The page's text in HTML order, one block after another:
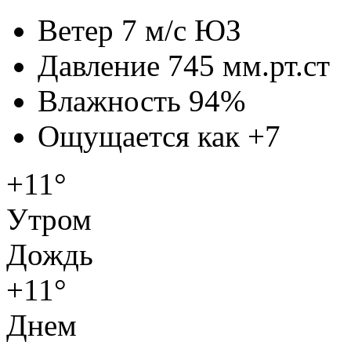
Ветер 7 м/с ЮЗ
Давление 745 мм.рт.ст
Влажность 94%
Ощущается как +7
+11°
Утром
Дождь
+11°
Днем